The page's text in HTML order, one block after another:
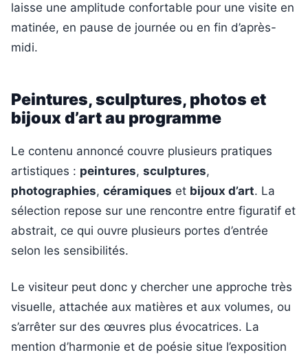
laisse une amplitude confortable pour une visite en
matinée, en pause de journée ou en fin d’après-
midi.
Peintures, sculptures, photos et
bijoux d’art au programme
Le contenu annoncé couvre plusieurs pratiques
artistiques : peintures, sculptures,
photographies, céramiques et bijoux d’art. La
sélection repose sur une rencontre entre figuratif et
abstrait, ce qui ouvre plusieurs portes d’entrée
selon les sensibilités.
Le visiteur peut donc y chercher une approche très
visuelle, attachée aux matières et aux volumes, ou
s’arrêter sur des œuvres plus évocatrices. La
mention d’harmonie et de poésie situe l’exposition